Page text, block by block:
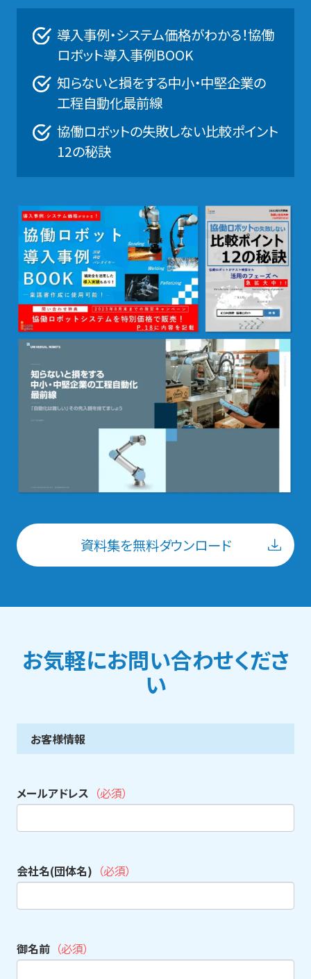
導入事例・システム価格がわかる！協働
ロボット導入事例BOOK
知らないと損をする中小・中堅企業の
工程自動化最前線
協働ロボットの失敗しない比較ポイント
12の秘訣
資料集を無料ダウンロード
お気軽にお問い合わせくださ
い
お客様情報
メールアドレス （必須）
会社名(団体名) （必須）
御名前 （必須）